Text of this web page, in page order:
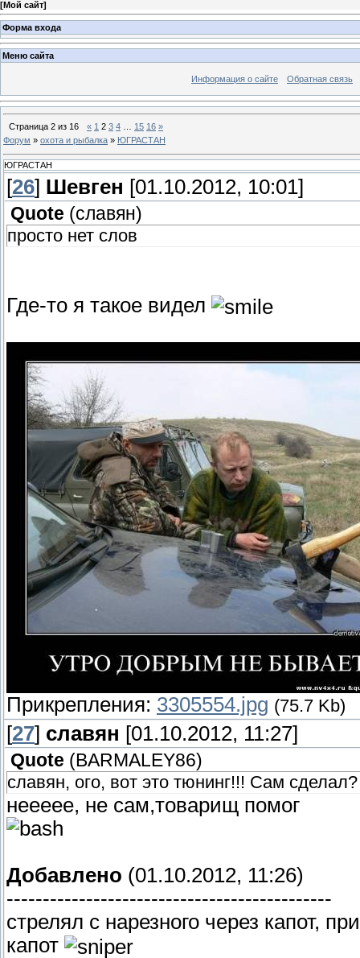
[Мой сайт]
Форма входа
Меню сайта
Информация о сайте Обратная связь
Страница 2 из 16 « 1 2 3 4 15 16 »
Форум » охота и рыбалка » ЮГРАСТАН
ЮГРАСТАН
[26] Шевген [01.10.2012, 10:01]
Quote (славян)
просто нет слов
Где-то я такое видел
Прикрепления: 3305554.jpg (75.7 Kb)
[27] славян [01.10.2012, 11:27]
Quote ( BARMALEY86)
славян, ого, вот это тюнинг!!! Сам сделал?
неееее, не сам,товарищ помог
Добавлено (01.10.2012, 11:26)
---------------------------------------------
стрелял с нарезного через капот,
капот